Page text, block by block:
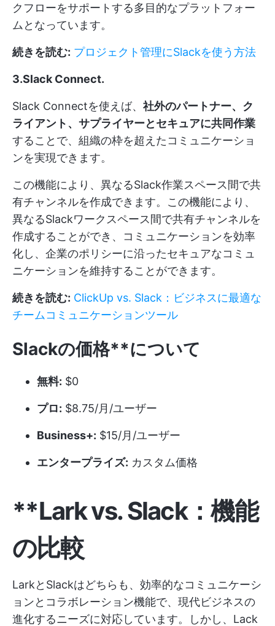
クフローをサポートする多目的なプラットフォー
ムとなっています。
続きを読む: プロジェクト管理にSlackを使う方法
3.Slack Connect.
Slack Connectを使えば、 社外のパートナー、ク
ライアント、サプライヤーとセキュアに共同作業
することで、組織の枠を超えたコミュニケーショ
ンを実現できます。
この機能により、異なるSlack作業スペース間で共
有チャンネルを作成できます。この機能により、
異なるSlackワークスペース間で共有チャンネルを
作成することができ、コミュニケーションを効率
化し、企業のポリシーに沿ったセキュアなコミュ
ニケーションを維持することができます。
続きを読む: ClickUp vs. Slack：ビジネスに最適な
チームコミュニケーションツール
Slackの価格**について
無料: $0
プロ: $8.75/月/ユーザー
Business+: $15/月/ユーザー
エンタープライズ: カスタム価格
**Lark vs. Slack：機能
の比較
LarkとSlackはどちらも、効率的なコミュニケーシ
ョンとコラボレーション機能で、現代ビジネスの
進化するニーズに対応しています。しかし、Lack